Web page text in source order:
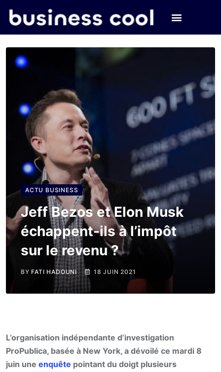
ACTU BUSINESS
Jeff Bezos et Elon Musk
échappent-ils à l’impôt
sur le revenu ?
BY FATI HADOUNI 18 JUIN 2021
L’organisation indépendante d’investigation
ProPublica, basée à New York, a dévoilé ce mardi 8
juin une enquête pointant du doigt plusieurs